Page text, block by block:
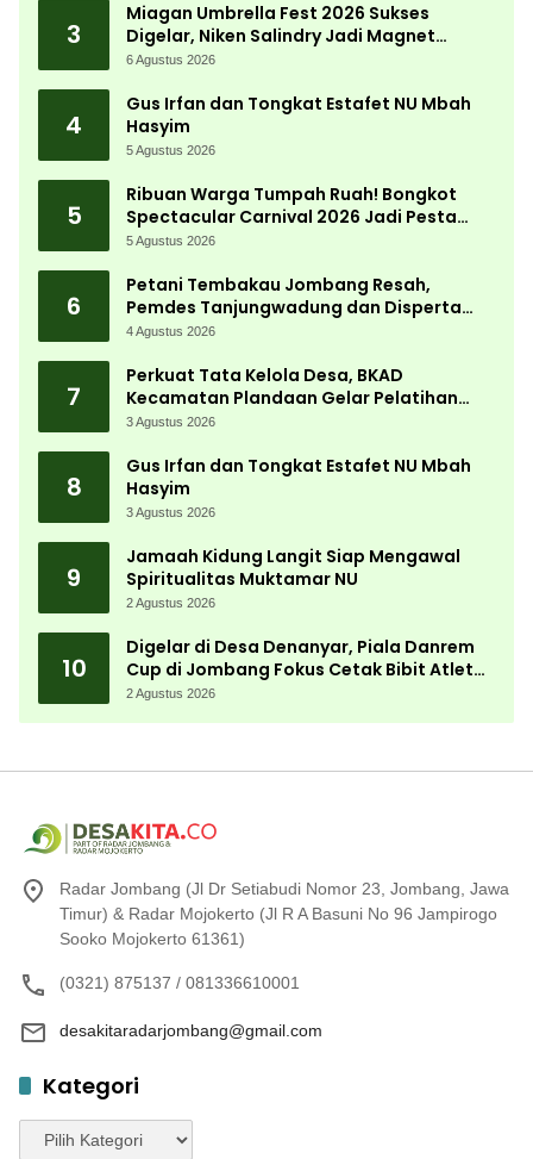
3
Miagan Umbrella Fest 2026 Sukses
Digelar, Niken Salindry Jadi Magnet
Ribuan Pengunjung
6 Agustus 2026
4
Gus Irfan dan Tongkat Estafet NU Mbah
Hasyim
5 Agustus 2026
5
Ribuan Warga Tumpah Ruah! Bongkot
Spectacular Carnival 2026 Jadi Pesta
Kemerdekaan Terbesar di Peterongan
5 Agustus 2026
6
Petani Tembakau Jombang Resah,
Pemdes Tanjungwadung dan Disperta
Bergerak Cepat
4 Agustus 2026
7
Perkuat Tata Kelola Desa, BKAD
Kecamatan Plandaan Gelar Pelatihan
Aparatur Pemdes
3 Agustus 2026
8
Gus Irfan dan Tongkat Estafet NU Mbah
Hasyim
3 Agustus 2026
9
Jamaah Kidung Langit Siap Mengawal
Spiritualitas Muktamar NU
2 Agustus 2026
10
Digelar di Desa Denanyar, Piala Danrem
Cup di Jombang Fokus Cetak Bibit Atlet
Menembak Berprestasi
2 Agustus 2026
Radar Jombang (Jl Dr Setiabudi Nomor 23, Jombang, Jawa
Timur) & Radar Mojokerto (Jl R A Basuni No 96 Jampirogo
Sooko Mojokerto 61361)
(0321) 875137 / 081336610001
desakitaradarjombang@gmail.com
Kategori
Kategori